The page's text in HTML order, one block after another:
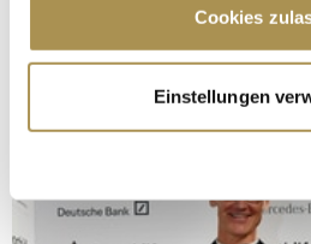
Trigger Symbol ändern oder
Informationen über Ihre
erfassen, welche bis auf
bestimmten Merkmalen
Cookies
Einstellungen